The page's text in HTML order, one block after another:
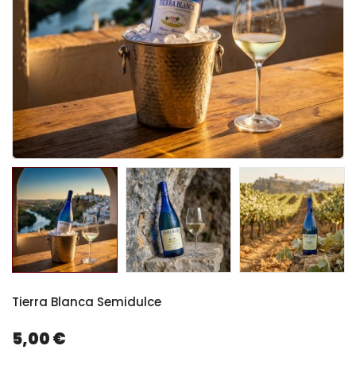
Tierra Blanca Semidulce
5,00 €